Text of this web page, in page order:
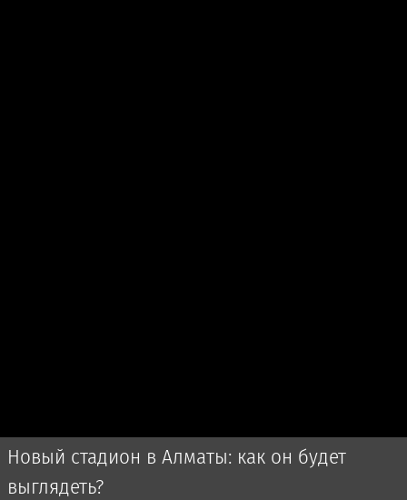
Новый стадион в Алматы: как он будет
выглядеть?